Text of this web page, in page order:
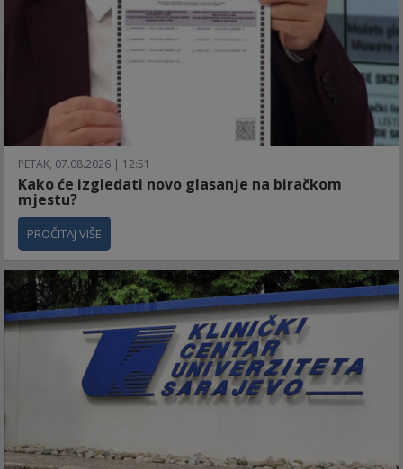
PETAK, 07.08.2026 | 12:51
Kako će izgledati novo glasanje na biračkom
mjestu?
PROČITAJ VIŠE